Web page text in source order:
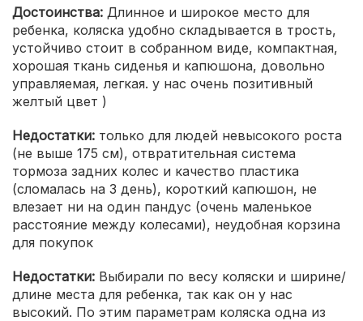
Достоинства: Длинное и широкое место для
ребенка, коляска удобно складывается в трость,
устойчиво стоит в собранном виде, компактная,
хорошая ткань сиденья и капюшона, довольно
управляемая, легкая. у нас очень позитивный
желтый цвет )
Недостатки: только для людей невысокого роста
(не выше 175 см), отвратительная система
тормоза задних колес и качество пластика
(сломалась на 3 день), короткий капюшон, не
влезает ни на один пандус (очень маленькое
расстояние между колесами), неудобная корзина
для покупок
Недостатки: Выбирали по весу коляски и ширине/
длине места для ребенка, так как он у нас
высокий. По этим параметрам коляска одна из